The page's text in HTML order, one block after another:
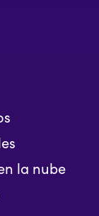
la nube